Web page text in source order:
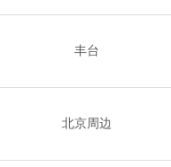
丰台
北京周边